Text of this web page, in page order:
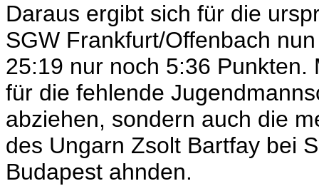
Daraus ergibt sich für die
SGW Frankfurt/Offenbach
25:19 nur noch 5:36
für die fehlende
abziehen, sondern auch die
des Ungarn Zsolt Bartfay bei
Budapest ahnden.